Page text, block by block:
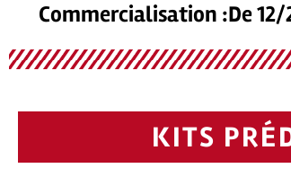
Commercialisation :De 12/
KITS